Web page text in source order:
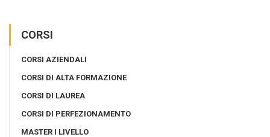
CORSI
CORSI AZIENDALI
CORSI DI ALTA FORMAZIONE
CORSI DI LAUREA
CORSI DI PERFEZIONAMENTO
MASTER I LIVELLO